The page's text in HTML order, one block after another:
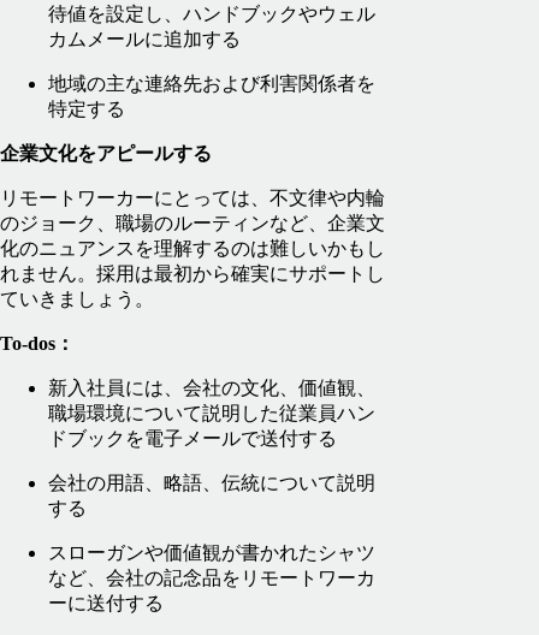
待値を設定し、ハンドブックやウェル
カムメールに追加する
地域の主な連絡先および利害関係者を
特定する
企業文化をアピールする
リモートワーカーにとっては、不文律や内輪
のジョーク、職場のルーティンなど、企業文
化のニュアンスを理解するのは難しいかもし
れません。採用は最初から確実にサポートし
ていきましょう。
To-dos：
新入社員には、会社の文化、価値観、
職場環境について説明した従業員ハン
ドブックを電子メールで送付する
会社の用語、略語、伝統について説明
する
スローガンや価値観が書かれたシャツ
など、会社の記念品をリモートワーカ
ーに送付する